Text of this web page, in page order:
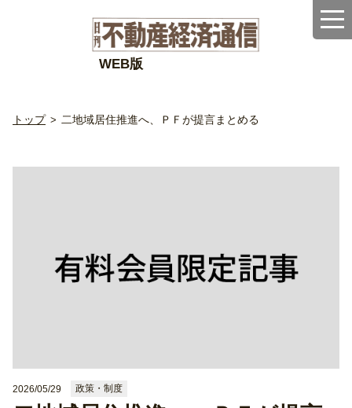
WEB版
トップ > 二地域居住推進へ、ＰＦが提言まとめる
2026/05/29 政策・制度